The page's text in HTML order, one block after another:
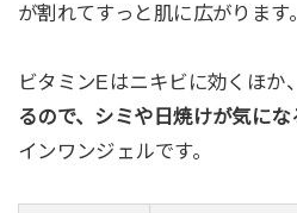
が割れてすっと肌に広がります。
ビタミンEはニキビに効くほか、
るので、シミや日焼けが気に
インワンジェルです。